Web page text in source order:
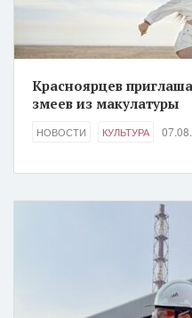
Красноярцев
змеев из макулатуры
НОВОСТИ КУЛЬТУРА